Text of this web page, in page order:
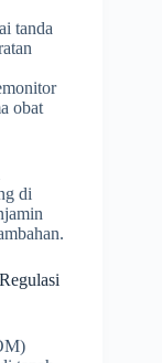
tanda
obat
di